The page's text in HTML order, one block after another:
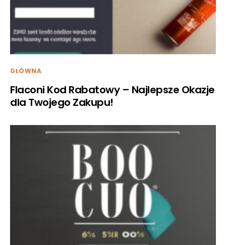
GŁÓWNA
Flaconi Kod Rabatowy – Najlepsze Okazje
dla Twojego Zakupu!